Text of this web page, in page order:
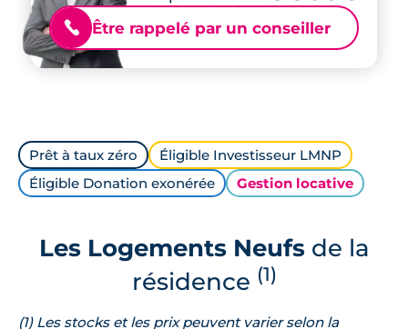
📞 Être rappelé par un conseiller
Prêt à taux zéro
Éligible Investisseur LMNP
Éligible Donation exonérée
Gestion locative
Les Logements Neufsde la
résidence (1)
(1) Les stocks et les prix peuvent varier selon la